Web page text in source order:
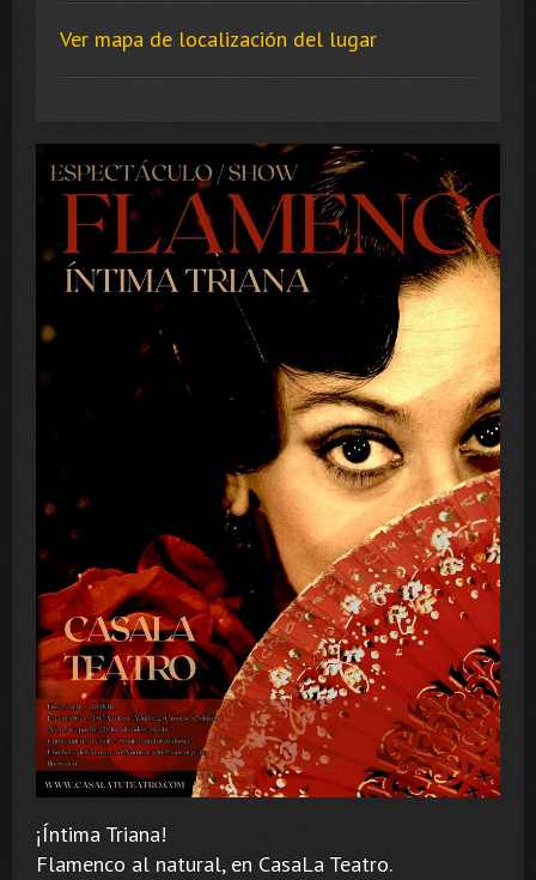
Ver mapa de localización del lugar
¡Íntima Triana!
Flamenco al natural, en CasaLa Teatro.